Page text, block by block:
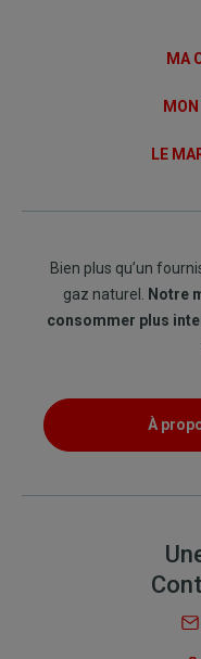
MA
LE
Bien plus qu’un
gaz naturel.
Notre
consommer plus
À